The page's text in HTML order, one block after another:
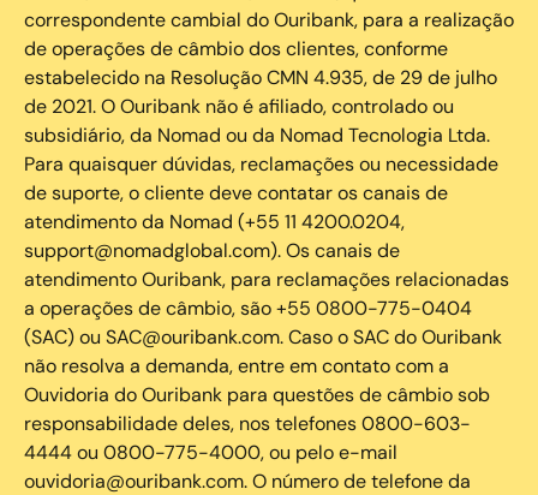
correspondente cambial do Ouribank, para a realização
de operações de câmbio dos clientes, conforme
estabelecido na Resolução CMN 4.935, de 29 de julho
de 2021. O Ouribank não é afiliado, controlado ou
subsidiário, da Nomad ou da Nomad Tecnologia Ltda.
Para quaisquer dúvidas, reclamações ou necessidade
de suporte, o cliente deve contatar os canais de
atendimento da Nomad (+55 11 4200.0204,
support@nomadglobal.com). Os canais de
atendimento Ouribank, para reclamações relacionadas
a operações de câmbio, são +55 0800-775-0404
(SAC) ou SAC@ouribank.com. Caso o SAC do Ouribank
não resolva a demanda, entre em contato com a
Ouvidoria do Ouribank para questões de câmbio sob
responsabilidade deles, nos telefones 0800-603-
4444 ou 0800-775-4000, ou pelo e-mail
ouvidoria@ouribank.com. O número de telefone da